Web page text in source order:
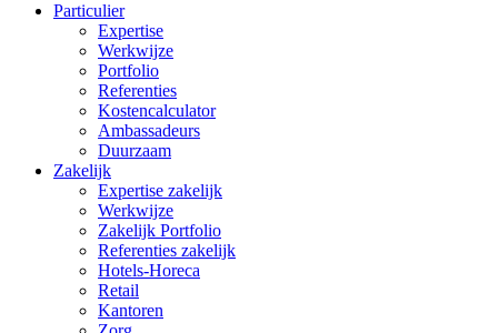
Particulier
Expertise
Werkwijze
Portfolio
Referenties
Kostencalculator
Ambassadeurs
Duurzaam
Zakelijk
Expertise zakelijk
Werkwijze
Zakelijk Portfolio
Referenties zakelijk
Hotels-Horeca
Retail
Kantoren